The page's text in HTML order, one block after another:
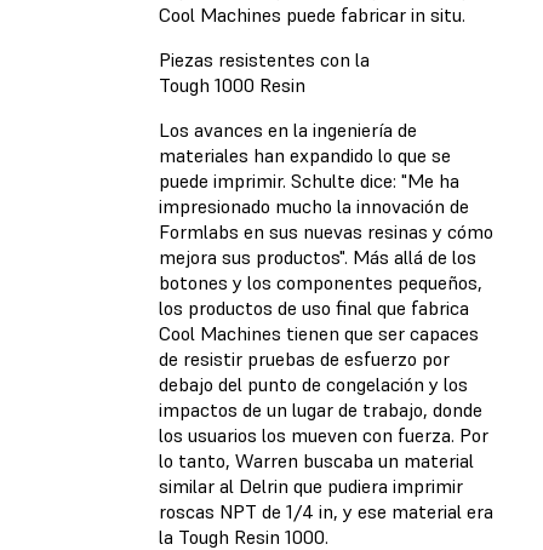
Cool Machines puede fabricar in situ.
Piezas resistentes con la
Tough 1000 Resin
Los avances en la ingeniería de
materiales han expandido lo que se
puede imprimir. Schulte dice: "Me ha
impresionado mucho la innovación de
Formlabs en sus nuevas resinas y cómo
mejora sus productos". Más allá de los
botones y los componentes pequeños,
los productos de uso final que fabrica
Cool Machines tienen que ser capaces
de resistir pruebas de esfuerzo por
debajo del punto de congelación y los
impactos de un lugar de trabajo, donde
los usuarios los mueven con fuerza. Por
lo tanto, Warren buscaba un material
similar al Delrin que pudiera imprimir
roscas NPT de 1/4 in, y ese material era
la Tough Resin 1000.